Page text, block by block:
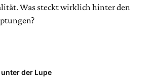
Was steckt wirklich hinter den
unter der Lupe